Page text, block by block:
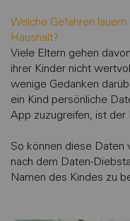
Welche Gefahren
Haushalt?
Viele Eltern gehen
ihrer Kinder nicht
wenige Gedanken
ein Kind persönliche
App zuzugreifen, ist
So können diese
nach dem Daten-
Namen des Kindes zu